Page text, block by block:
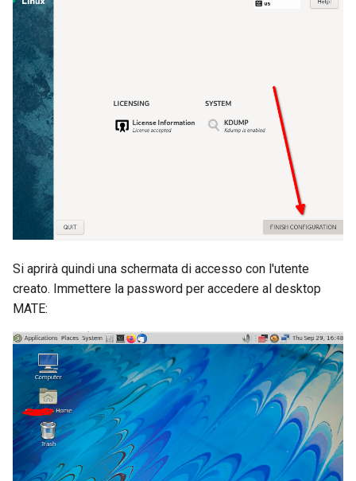
Si aprirà quindi una schermata di accesso con l'utente
creato. Immettere la password per accedere al desktop
MATE: